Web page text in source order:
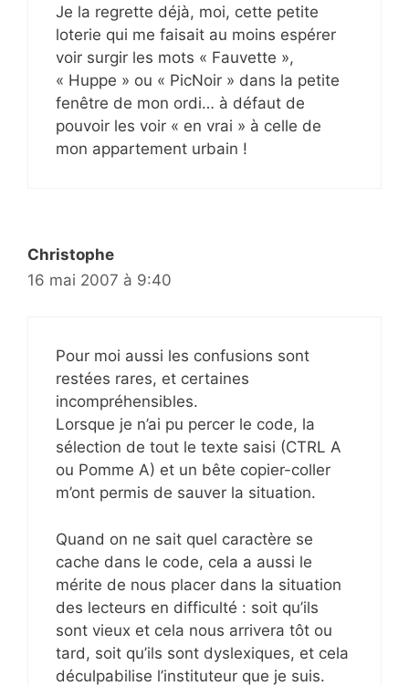
Je la regrette déjà, moi, cette petite
loterie qui me faisait au moins espérer
voir surgir les mots « Fauvette »,
« Huppe » ou « PicNoir » dans la petite
fenêtre de mon ordi… à défaut de
pouvoir les voir « en vrai » à celle de
mon appartement urbain !
Christophe
16 mai 2007 à 9:40
Pour moi aussi les confusions sont
restées rares, et certaines
incompréhensibles.
Lorsque je n’ai pu percer le code, la
sélection de tout le texte saisi (CTRL A
ou Pomme A) et un bête copier-coller
m’ont permis de sauver la situation.
Quand on ne sait quel caractère se
cache dans le code, cela a aussi le
mérite de nous placer dans la situation
des lecteurs en difficulté : soit qu’ils
sont vieux et cela nous arrivera tôt ou
tard, soit qu’ils sont dyslexiques, et cela
déculpabilise l’instituteur que je suis.